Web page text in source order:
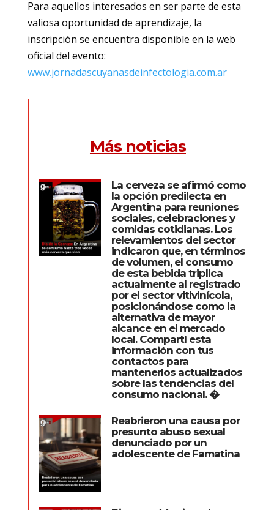
Para aquellos interesados en ser parte de esta
valiosa oportunidad de aprendizaje, la
inscripción se encuentra disponible en la web
oficial del evento:
www.jornadascuyanasdeinfectologia.com.ar
Más noticias
La cerveza se afirmó como
la opción predilecta en
Argentina para reuniones
sociales, celebraciones y
comidas cotidianas. Los
relevamientos del sector
indicaron que, en términos
de volumen, el consumo
de esta bebida triplica
actualmente al registrado
por el sector vitivinícola,
posicionándose como la
alternativa de mayor
alcance en el mercado
local. Compartí esta
información con tus
contactos para
mantenerlos actualizados
sobre las tendencias del
consumo nacional. �
Reabrieron una causa por
presunto abuso sexual
denunciado por un
adolescente de Famatina